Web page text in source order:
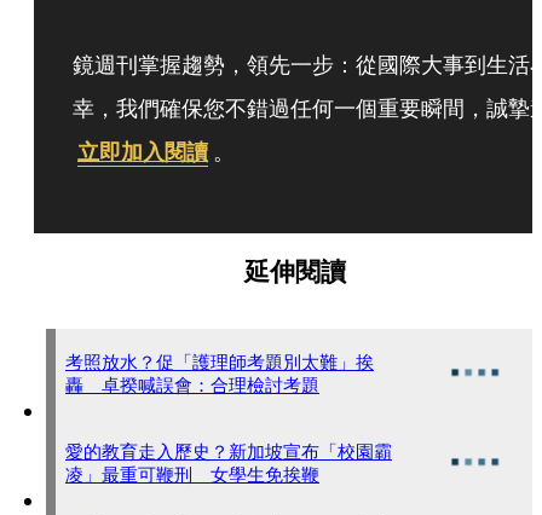
鏡週刊掌握趨勢，領先一步：從國際大事到生活
幸，我們確保您不錯過任何一個重要瞬間，誠摯
立即加入閱讀 。
延伸閱讀
考照放水？促「護理師考題別太難」挨
轟 卓揆喊誤會：合理檢討考題
愛的教育走入歷史？新加坡宣布「校園霸
凌」最重可鞭刑 女學生免挨鞭